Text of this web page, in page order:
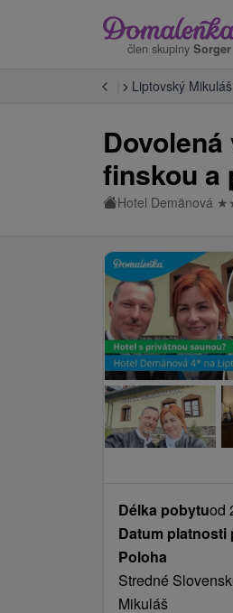
člen skupiny Sorger
Žilinský kraj Liptovský Mikuláš
finskou a
Hotel Demänová ★
Délka pobytuod
Datum platnosti
Poloha
Stredné
Mikuláš